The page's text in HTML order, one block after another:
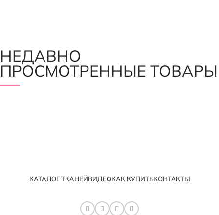
НЕДАВНО
ПРОСМОТРЕННЫЕ ТОВАРЫ
КАТАЛОГ ТКАНЕЙВИДЕОКАК КУПИТЬКОНТАКТЫ